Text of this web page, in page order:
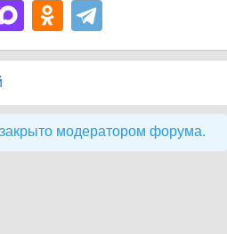
модератором форума.